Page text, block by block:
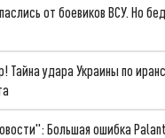
от боевиков ВСУ. Но
Тайна удара Украины по
Большая ошибка